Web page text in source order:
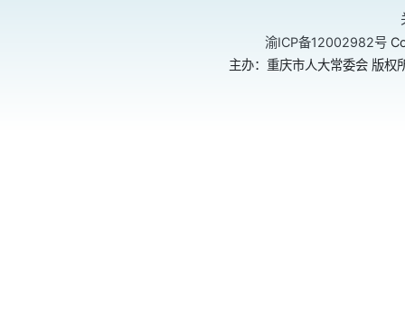
渝ICP备12002982号
主办：重庆市人大常委会 版